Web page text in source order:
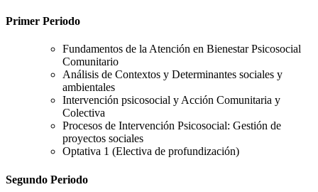
Primer Periodo
Fundamentos de la Atención en Bienestar Psicosocial
Comunitario
Análisis de Contextos y Determinantes sociales y
ambientales
Intervención psicosocial y Acción Comunitaria y
Colectiva
Procesos de Intervención Psicosocial: Gestión de
proyectos sociales
Optativa 1 (Electiva de profundización)
Segundo Periodo